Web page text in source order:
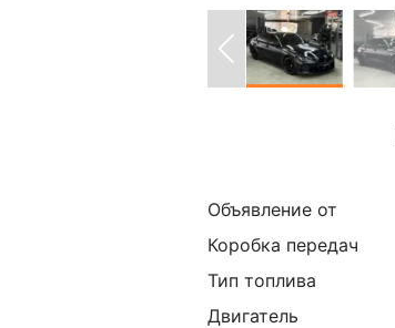
Объявление от
Коробка передач
Тип топлива
Двигатель